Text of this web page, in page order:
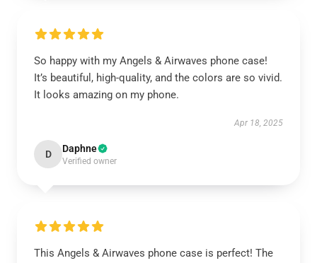
So happy with my Angels & Airwaves phone case!
It’s beautiful, high-quality, and the colors are so vivid.
It looks amazing on my phone.
Apr 18, 2025
D Daphne
Verified owner
This Angels & Airwaves phone case is perfect! The